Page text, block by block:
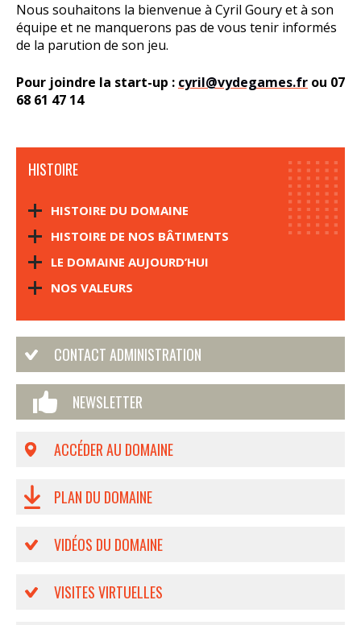
Nous souhaitons la bienvenue à Cyril Goury et à son
équipe et ne manquerons pas de vous tenir informés
de la parution de son jeu.
Pour joindre la start-up : cyril@vydegames.fr ou 07
68 61 47 14
HISTOIRE
HISTOIRE DU DOMAINE
HISTOIRE DE NOS BÂTIMENTS
LE DOMAINE AUJOURD’HUI
NOS VALEURS
CONTACT ADMINISTRATION
NEWSLETTER
ACCÉDER AU DOMAINE
PLAN DU DOMAINE
VIDÉOS DU DOMAINE
VISITES VIRTUELLES